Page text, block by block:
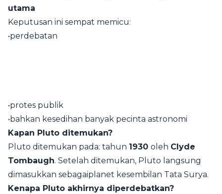
utama
Keputusan ini sempat memicu:
•perdebatan
•protes publik
•bahkan kesedihan banyak pecinta astronomi
Kapan Pluto ditemukan?
Pluto ditemukan pada: tahun 1930 oleh Clyde
Tombaugh. Setelah ditemukan, Pluto langsung
dimasukkan sebagaiplanet kesembilan Tata Surya.
Kenapa Pluto akhirnya diperdebatkan?